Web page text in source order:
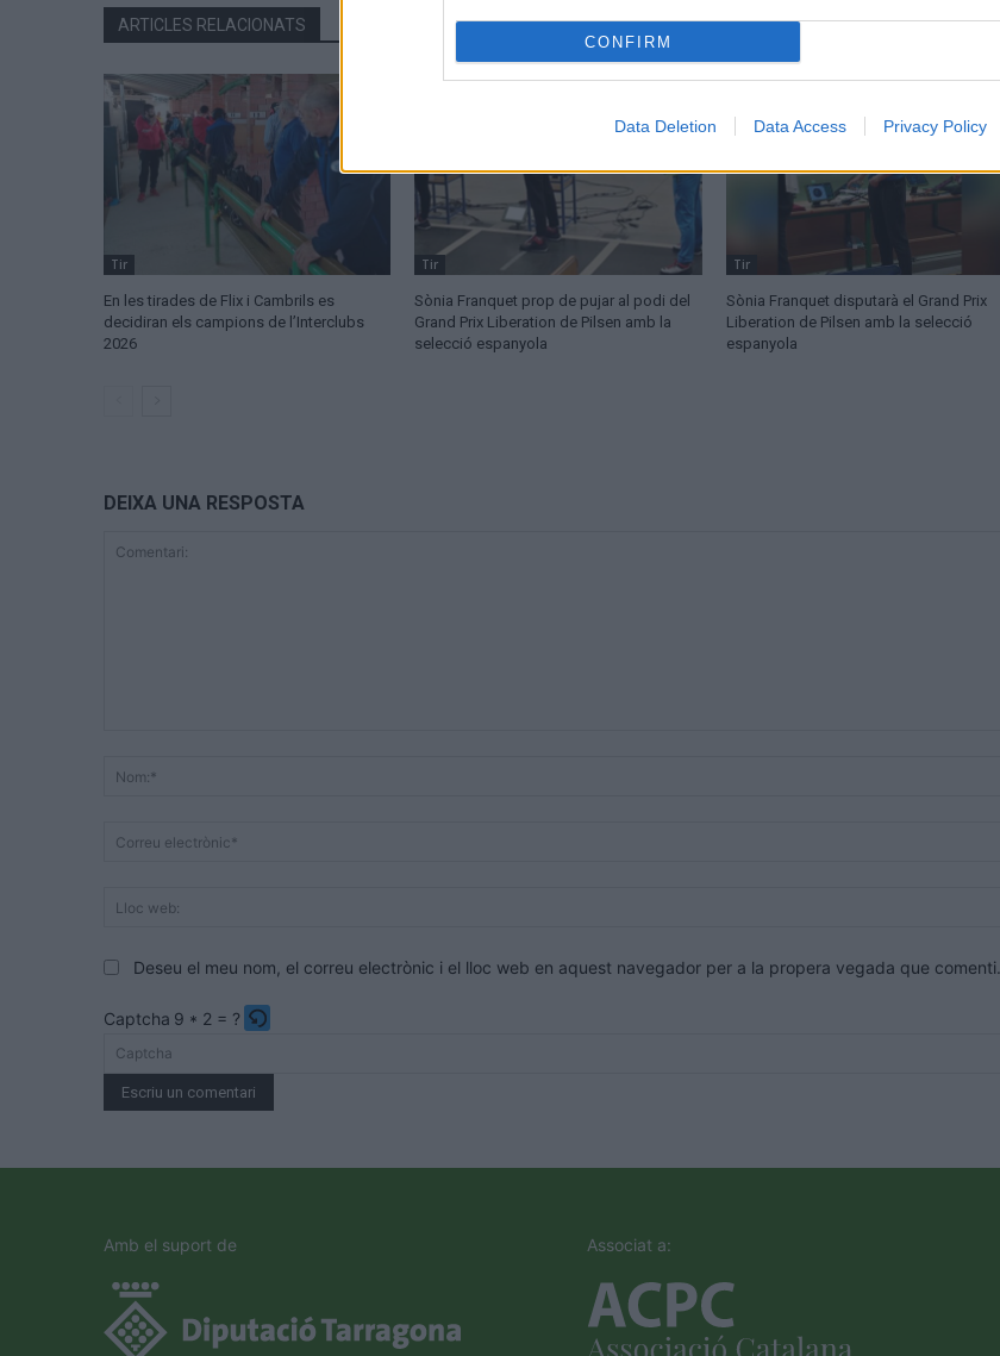
CONFIRM
Data Deletion Data Access Privacy Policy
ARTICLES RELACIONATS
Tir
En les tirades de Flix i Cambrils es
decidiran els campions de l’Interclubs
2026
Tir
Sònia Franquet prop de pujar al podi del
Grand Prix Liberation de Pilsen amb la
selecció espanyola
Tir
Sònia Franquet disputarà el Grand Prix
Liberation de Pilsen amb la selecció
espanyola
DEIXA UNA RESPOSTA
Deseu el meu nom, el correu electrònic i el lloc web en aquest navegador per a la propera vegada que comenti.
Captcha 9 * 2 = ?
Please
enter
the
to
verify
that
Amb el suport de Associat a: